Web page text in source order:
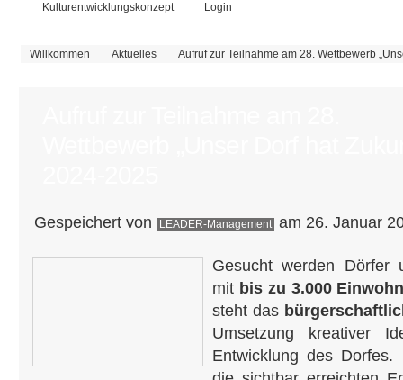
Kulturentwicklungskonzept Login
Sie sind hier
Willkommen Aktuelles Aufruf zur Teilnahme am 28. Wettbewerb
Gespeichert von LEADER-Management am 26. Januar
Gesucht werden Dörfer
mit bis zu 3.000
steht das
Umsetzung kreativer
Entwicklung des